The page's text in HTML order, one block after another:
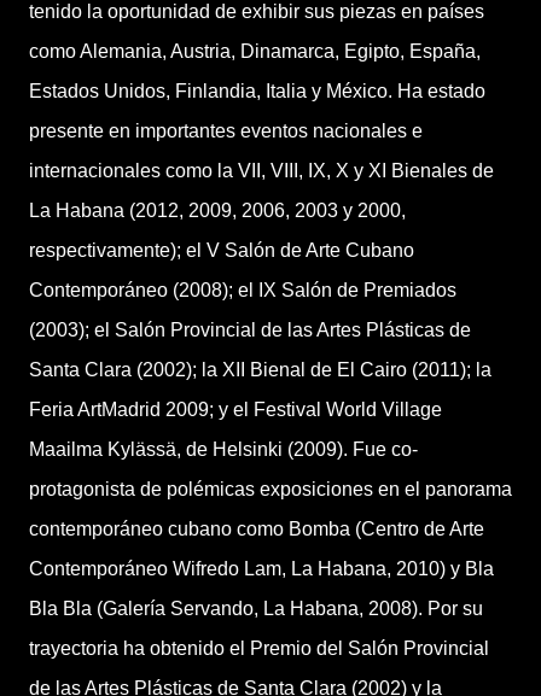
tenido la oportunidad de exhibir sus piezas en países
como Alemania, Austria, Dinamarca, Egipto, España,
Estados Unidos, Finlandia, Italia y México. Ha estado
presente en importantes eventos nacionales e
internacionales como la VII, VIII, IX, X y XI Bienales de
La Habana (2012, 2009, 2006, 2003 y 2000,
respectivamente); el V Salón de Arte Cubano
Contemporáneo (2008); el IX Salón de Premiados
(2003); el Salón Provincial de las Artes Plásticas de
Santa Clara (2002); la XII Bienal de El Cairo (2011); la
Feria ArtMadrid 2009; y el Festival World Village
Maailma Kylässä, de Helsinki (2009). Fue co-
protagonista de polémicas exposiciones en el panorama
contemporáneo cubano como Bomba (Centro de Arte
Contemporáneo Wifredo Lam, La Habana, 2010) y Bla
Bla Bla (Galería Servando, La Habana, 2008). Por su
trayectoria ha obtenido el Premio del Salón Provincial
de las Artes Plásticas de Santa Clara (2002) y la